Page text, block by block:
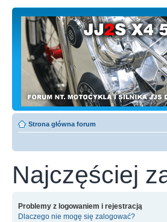
Strona główna forum
Najczęściej
Problemy z logowaniem i rejestracją
Dlaczego nie mogę się zalogować?